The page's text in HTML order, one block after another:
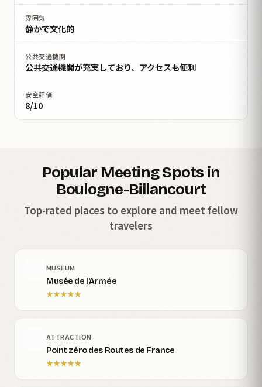
雰囲気
静かで文化的
公共交通機関
公共交通機関が充実しており、アクセスも便利
安全評価
8/10
Popular Meeting Spots in
Boulogne-Billancourt
Top-rated places to explore and meet fellow
travelers
MUSEUM
Musée de l'Armée
★★★★★
ATTRACTION
Point zéro des Routes de France
★★★★★